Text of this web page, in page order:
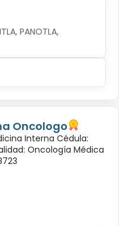
PANOTLA,
Oncologo
Interna Cédula:
Oncología Médica